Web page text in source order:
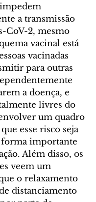
a transmissão
CoV-2, mesmo
vacinal está
vacinadas
para outras
a doença, e
livres do
um quadro
esse risco seja
importante
Além disso, os
veem um
o relaxamento
distanciamento